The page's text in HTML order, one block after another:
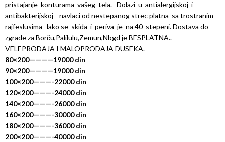
pristajanje konturama vašeg tela. Dolazi u antialergijskoj i
antibakterijskoj navlaci od nestepanog strec platna sa trostranim
rajfeslusima lako se skida i periva je na 40 stepeni. Dostava do
zgrade za Borču,Palilulu,Zemun,Nbgd je BESPLATNA..
VELEPRODAJA I MALOPRODAJA DUSEKA.
80×200————19000 din
90×200————19000 din
100×200———-22000 din
120×200———-24000 din
140×200———-26000 din
160×200———-30000 din
180×200———-36000 din
200×200———-40000 din